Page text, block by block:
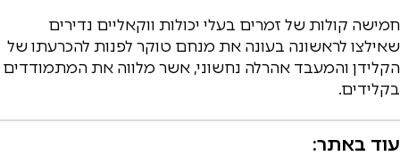
חמישה קולות של זמרים בעלי יכולות ווקאליים נדירים
שאילצו לראשונה בעונה את מנחם טוקר לפנות להכרעתו של
הקלידן והמעבד אהרלה נחשוני, אשר מלווה את המתמודדים
בקלידים.
עוד באתר: